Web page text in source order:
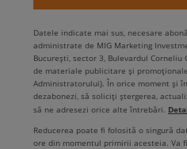
Datele indicate mai sus, necesare
administrate de MIG Marketing
București, sector 3, Bulevardul
de materiale publicitare și
Administratorului). În orice moment și
dezabonezi, să soliciți ștergerea,
să ne adresezi orice alte întrebări.
Reducerea poate fi folosită o singură
ore din momentul primirii acesteia. Va